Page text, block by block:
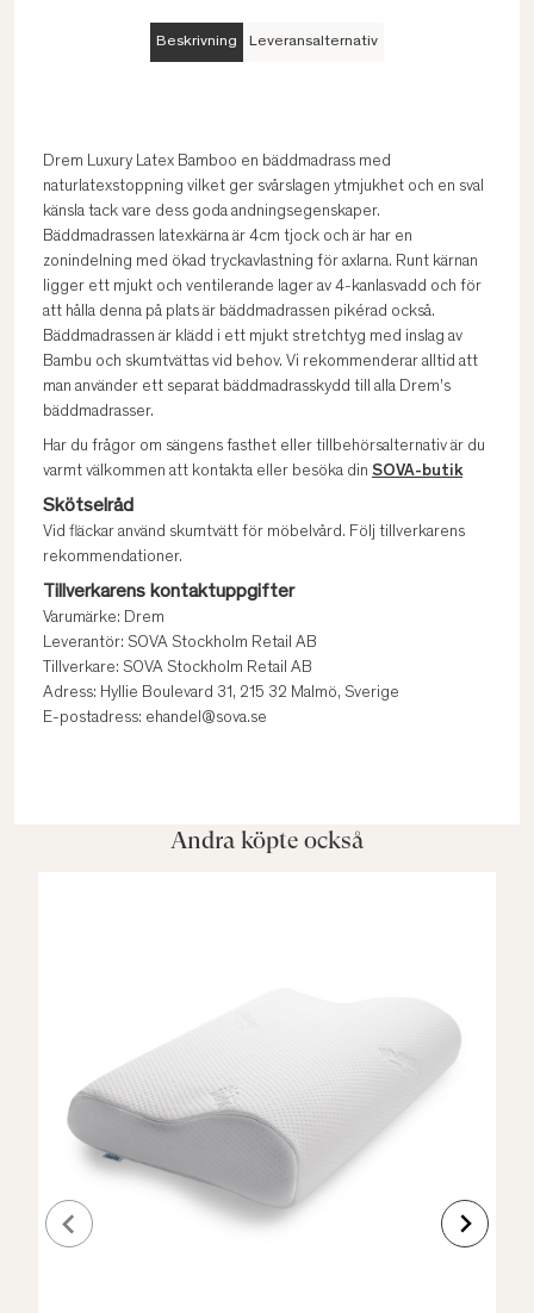
Beskrivning Leveransalternativ
Drem Luxury Latex Bamboo en bäddmadrass med
naturlatexstoppning vilket ger svårslagen ytmjukhet och en sval
känsla tack vare dess goda andningsegenskaper.
Bäddmadrassen latexkärna är 4cm tjock och är har en
zonindelning med ökad tryckavlastning för axlarna. Runt kärnan
ligger ett mjukt och ventilerande lager av 4-kanlasvadd och för
att hålla denna på plats är bäddmadrassen pikérad också.
Bäddmadrassen är klädd i ett mjukt stretchtyg med inslag av
Bambu och skumtvättas vid behov. Vi rekommenderar alltid att
man använder ett separat bäddmadrasskydd till alla Drem's
bäddmadrasser.
Har du frågor om sängens fasthet eller tillbehörsalternativ är du
varmt välkommen att kontakta eller besöka din SOVA-butik
Skötselråd
Vid fläckar använd skumtvätt för möbelvård. Följ tillverkarens
rekommendationer.
Tillverkarens kontaktuppgifter
Varumärke: Drem
Leverantör: SOVA Stockholm Retail AB
Tillverkare: SOVA Stockholm Retail AB
Adress: Hyllie Boulevard 31, 215 32 Malmö, Sverige
E-postadress: ehandel@sova.se
Andra köpte också